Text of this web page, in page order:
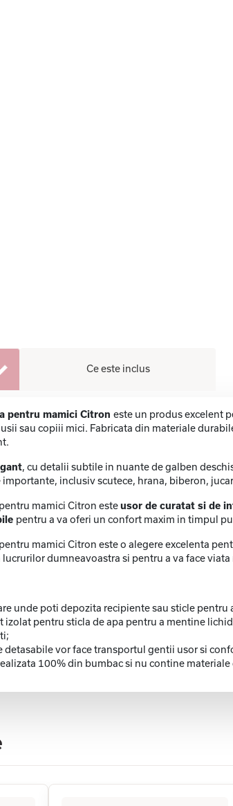
Ce este inclus
pentru mamici Citron este un produs excelent
sau copiii mici. Fabricata din materiale
, cu detalii subtile in nuante de galben
inclusiv scutece, hrana, biberon,
mamici Citron esteusor de curatat si de
pentru a va oferi un confort maxim in timpul
mamici Citron este o alegere excelenta
dumneavoastra si pentru a va face
unde poti depozita recipiente sau sticle
izolat pentru sticla de apa pentru a mentine
detasabile vor face transportul gentii usor si
100% din bumbac si nu contine materiale